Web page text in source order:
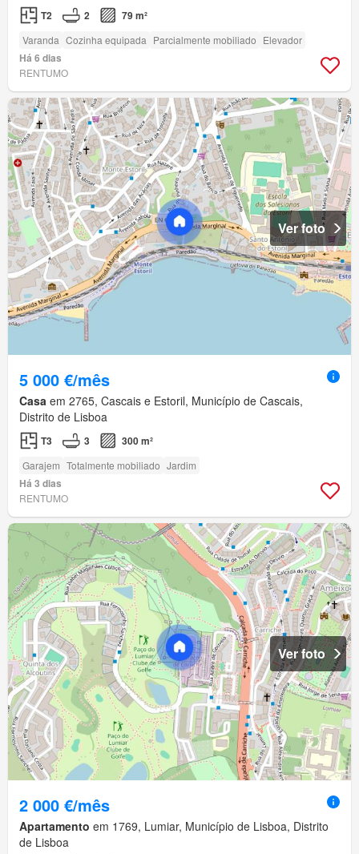
T2 2 79 m²
Varanda Cozinha equipada Parcialmente mobiliado Elevador
Há 6 dias
RENTUMO
Ver foto
5 000 €/mês
Casa em 2765, Cascais e Estoril, Município de Cascais,
Distrito de Lisboa
T3 3 300 m²
Garajem Totalmente mobiliado Jardim
Há 3 dias
RENTUMO
Ver foto
2 000 €/mês
Apartamento em 1769, Lumiar, Município de Lisboa, Distrito
de Lisboa